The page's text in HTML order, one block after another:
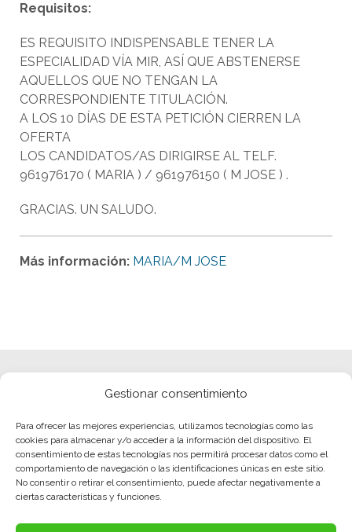
Gestionar consentimiento
Para ofrecer las mejores experiencias, utilizamos tecnologías como las
cookies para almacenar y/o acceder a la información del dispositivo. El
consentimiento de estas tecnologías nos permitirá procesar datos como el
comportamiento de navegación o las identificaciones únicas en este sitio.
No consentir o retirar el consentimiento, puede afectar negativamente a
ciertas características y funciones.
Requisitos:
ES REQUISITO INDISPENSABLE TENER LA
ESPECIALIDAD VÍA MIR, ASÍ QUE ABSTENERSE
AQUELLOS QUE NO TENGAN LA
CORRESPONDIENTE TITULACIÓN.
A LOS 10 DÍAS DE ESTA PETICIÓN CIERREN LA
OFERTA
LOS CANDIDATOS/AS DIRIGIRSE AL TELF.
961976170 ( MARIA ) / 961976150 ( M JOSE ) .
GRACIAS. UN SALUDO.
Más información: MARIA/M JOSE